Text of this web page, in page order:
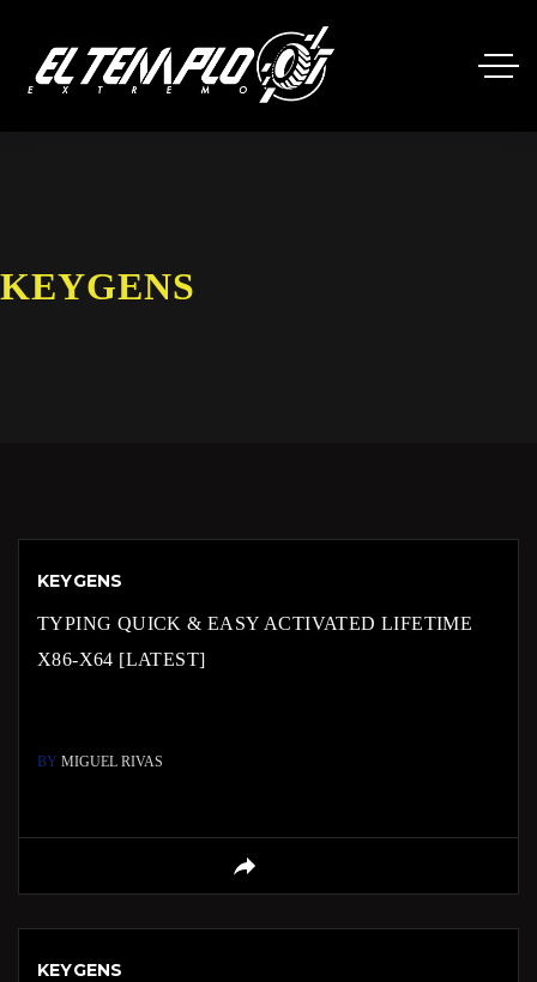
KEYGENS
KEYGENS
TYPING QUICK & EASY ACTIVATED LIFETIME
X86-X64 [LATEST]
BY MIGUEL RIVAS
KEYGENS